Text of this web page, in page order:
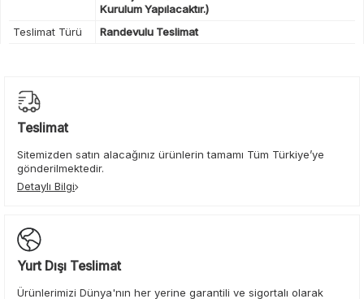
Kurulum Yapılacaktır.)
Teslimat Türü
Randevulu Teslimat
Teslimat
Sitemizden satın alacağınız ürünlerin tamamı Tüm Türkiye’ye
gönderilmektedir.
Detaylı Bilgi
Yurt Dışı Teslimat
Ürünlerimizi Dünya'nın her yerine garantili ve sigortalı olarak